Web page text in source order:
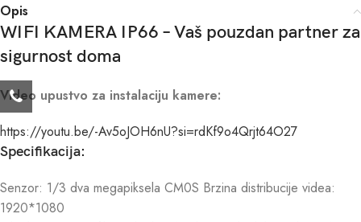
Opis
WIFI KAMERA IP66 – Vaš pouzdan partner za
sigurnost doma
Video upustvo za instalaciju kamere:
https://youtu.be/-Av5oJOH6nU?si=rdKf9o4Qrjt64O27
Specifikacija:
Senzor: 1/3 dva megapiksela CM0S Brzina distribucije videa:
1920*1080